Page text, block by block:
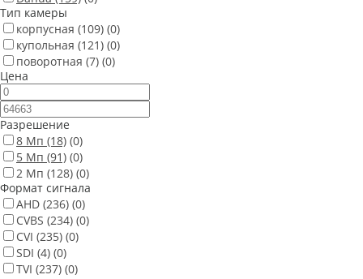
Тип камеры
корпусная (109) (0)
купольная (121) (0)
поворотная (7) (0)
Цена
Разрешение
8 Мп (18) (0)
5 Мп (91) (0)
2 Мп (128) (0)
Формат сигнала
AHD (236) (0)
CVBS (234) (0)
CVI (235) (0)
SDI (4) (0)
TVI (237) (0)